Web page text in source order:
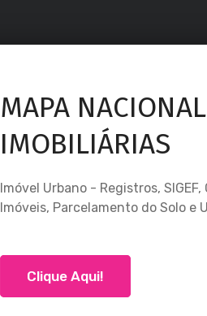
MAPA
IMOBILIÁRIAS
Imóvel Urbano - Registros,
Imóveis, Parcelamento do Solo e
Clique Aqui!